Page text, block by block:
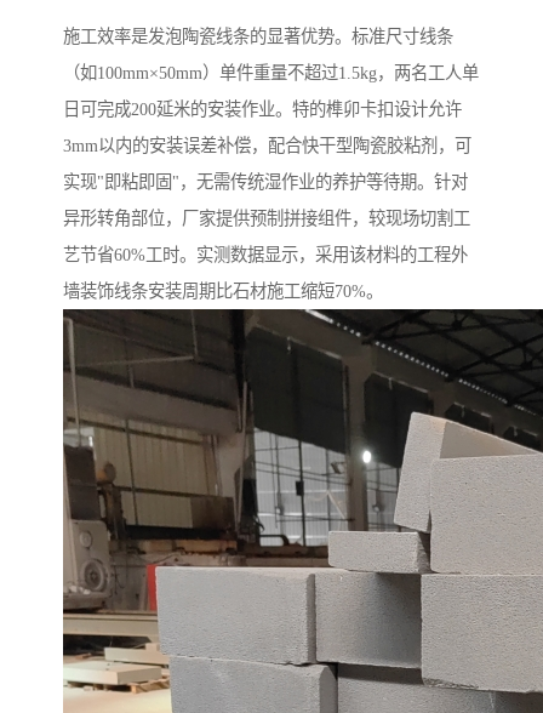
施工效率是发泡陶瓷线条的显著优势。标准尺寸线条
（如100mm×50mm）单件重量不超过1.5kg，两名工人单
日可完成200延米的安装作业。特的榫卯卡扣设计允许
3mm以内的安装误差补偿，配合快干型陶瓷胶粘剂，可
实现"即粘即固"，无需传统湿作业的养护等待期。针对
异形转角部位，厂家提供预制拼接组件，较现场切割工
艺节省60%工时。实测数据显示，采用该材料的工程外
墙装饰线条安装周期比石材施工缩短70%。